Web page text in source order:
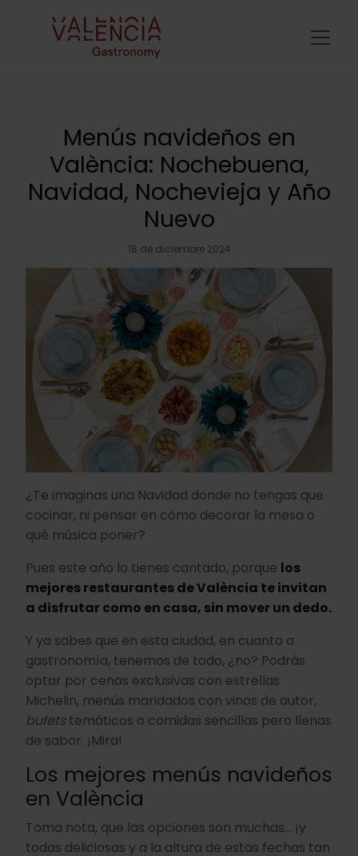
Menús navideños en
València: Nochebuena,
Navidad, Nochevieja y Año
Nuevo
18 de diciembre 2024
¿Te imaginas una Navidad donde no tengas que
cocinar, ni pensar en cómo decorar la mesa o
qué música poner?
Pues este año lo tienes cantado, porque los
mejores restaurantes de València te invitan
a disfrutar como en casa, sin mover un dedo.
Y ya sabes que en esta ciudad, en cuanto a
gastronomía, tenemos de todo, ¿no? Podrás
optar por cenas exclusivas con estrellas
Michelin, menús maridados con vinos de autor,
bufetstemáticos o comidas sencillas pero llenas
de sabor. ¡Mira!
Los mejores menús navideños
en València
Toma nota, que las opciones son muchas... ¡y
todas deliciosas y a la altura de estas fechas tan